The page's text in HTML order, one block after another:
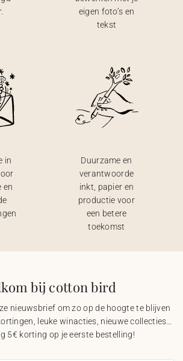
eigen foto’s en
tekst
in
en
Duurzame en
verantwoorde
inkt, papier en
productie voor
een betere
toekomst
bij cotton bird
nieuwsbrief om zo op de hoogte te blijven
leuke winacties, nieuwe collecties…
5€ korting op je eerste bestelling!